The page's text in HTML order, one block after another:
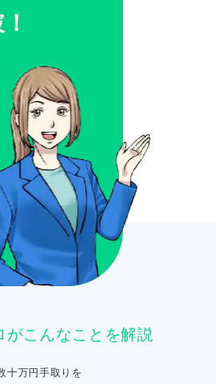
がこんなことを解説
十万円手取りを